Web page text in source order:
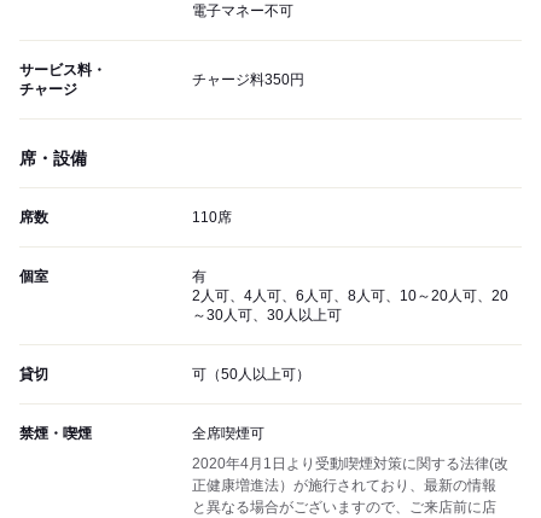
電子マネー不可
サービス料・
チャージ
チャージ料350円
席・設備
席数 110席
個室
有
2人可、4人可、6人可、8人可、10～20人可、20
～30人可、30人以上可
貸切 可（50人以上可）
禁煙・喫煙
全席喫煙可
2020年4月1日より受動喫煙対策に関する法律(改
正健康増進法）が施行されており、最新の情報
と異なる場合がございますので、ご来店前に店